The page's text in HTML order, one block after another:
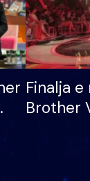
Finalja
Brother
banori
dhe
të fituar